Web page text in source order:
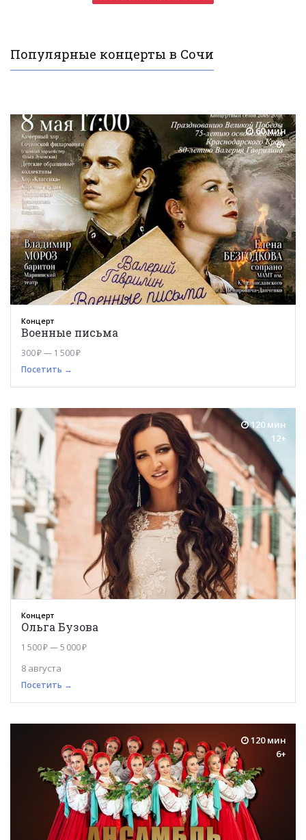
Популярные концерты в Сочи
60 мин
6+
Концерт
Военные письма
300 ₽ — 1 500 ₽
Посетить →
120 мин
12+
Концерт
Ольга Бузова
1 500 ₽ — 5 000 ₽
8 августа
Посетить →
120 мин
6+